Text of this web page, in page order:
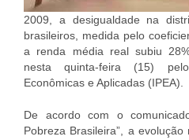
2009, a desigualdade na
brasileiros, medida pelo
a renda média real subiu
nesta quinta-feira (15)
Econômicas e Aplicadas (IPEA).
De acordo com o
Pobreza Brasileira”, a